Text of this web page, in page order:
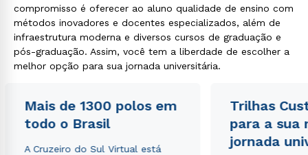
compromisso é oferecer ao aluno qualidade de ensino com
métodos inovadores e docentes especializados, além de
infraestrutura moderna e diversos cursos de graduação e
pós-graduação. Assim, você tem a liberdade de escolher a
melhor opção para sua jornada universitária.
Mais de 1300 polos em
todo o Brasil
A Cruzeiro do Sul Virtual está
Trilhas
para a sua
jornada